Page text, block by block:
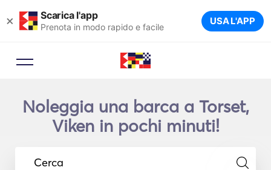
× Scarica l'app
Prenota in modo rapido e facile USA L'APP
Noleggia una barca a Torset,
Viken in pochi minuti!
Cerca